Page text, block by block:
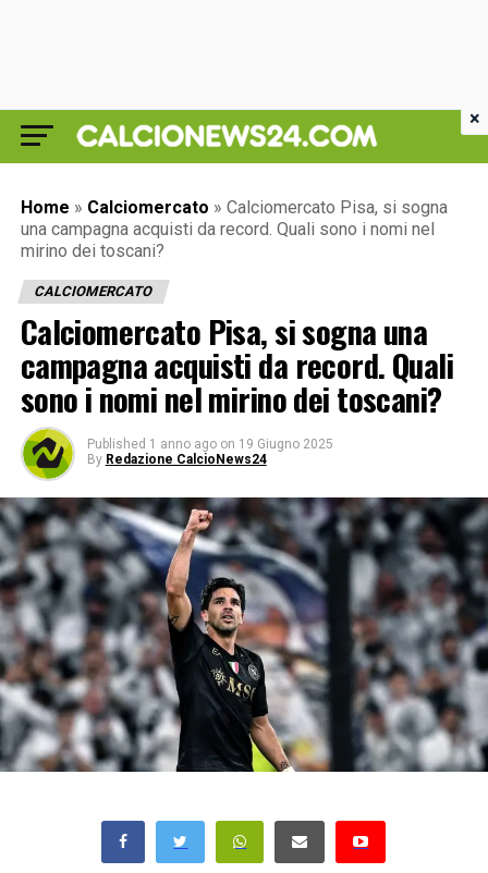
Home » Calciomercato » Calciomercato Pisa, si sogna
una campagna acquisti da record. Quali sono i nomi nel
mirino dei toscani?
CALCIOMERCATO
Calciomercato Pisa, si sogna una
campagna acquisti da record. Quali
sono i nomi nel mirino dei toscani?
Published 1 anno ago on 19 Giugno 2025
By Redazione CalcioNews24
×